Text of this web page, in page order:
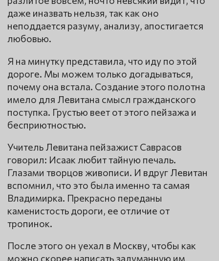
даже иназвать нельзя, так как оно
неподдается разуму, анализу, апостигается
любовью.
Я на минутку представила, что иду по этой
дороге. Мы можем только догадываться,
почему она встала. Создание этого полотна
имело для Левитана смысл гражданского
поступка. Грустью веет от этого пейзажа и
бесприютностью.
Учитель Левитана пейзажист Саврасов
говорил: Исаак любит тайную печаль.
Глазами творцов живописи. И вдруг Левитан
вспомнил, что это была именно та самая
Владимирка. Прекрасно переданы
каменистость дороги, ее отличие от
тропинок.
После этого он уехал в Москву, чтобы как
можно скорее написать задуманную им